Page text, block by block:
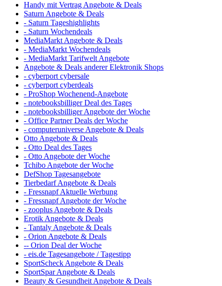
Handy mit Vertrag Angebote & Deals
Saturn Angebote & Deals
- Saturn Tageshighlights
- Saturn Wochendeals
MediaMarkt Angebote & Deals
- MediaMarkt Wochendeals
- MediaMarkt Tarifwelt Angebote
Angebote & Deals anderer Elektronik Shops
- cyberport cybersale
- cyberport cyberdeals
- ProShop Wochenend-Angebote
- notebooksbilliger Deal des Tages
- notebooksbilliger Angebote der Woche
- Office Partner Deals der Woche
- computeruniverse Angebote & Deals
Otto Angebote & Deals
- Otto Deal des Tages
- Otto Angebote der Woche
Tchibo Angebote der Woche
DefShop Tagesangebote
Tierbedarf Angebote & Deals
- Fressnapf Aktuelle Werbung
- Fressnapf Angebote der Woche
- zooplus Angebote & Deals
Erotik Angebote & Deals
- Tantaly Angebote & Deals
- Orion Angebote & Deals
-- Orion Deal der Woche
- eis.de Tagesangebote / Tagestipp
SportScheck Angebote & Deals
SportSpar Angebote & Deals
Beauty & Gesundheit Angebote & Deals